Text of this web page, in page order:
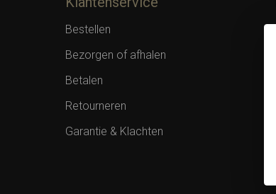
Bestellen
Bezorgen of afhalen
Betalen
Retourneren
Garantie & Klachten